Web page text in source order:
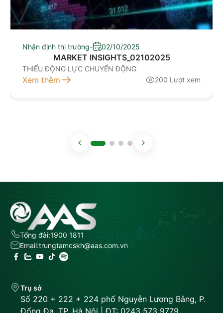
Nhận định thị trường- 02/10/2025
MARKET INSIGHTS_02102025
THIẾU ĐỘNG LỰC CHUYỂN ĐỘNG
Xem thêm 200 Lượt xem
Tổng đài:1900 1811
Email:trungtamcskh@aas.com.vn
Trụ sở
Số 220 + 222 + 224 phố Nguyễn Lương Bằng, P.
Đống Đa, TP. Hà Nội | ĐT: 0243 573 9779